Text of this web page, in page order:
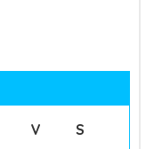
V
S